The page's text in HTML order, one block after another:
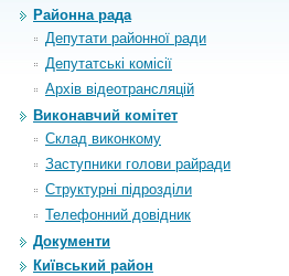
Районна рада
Депутати районної ради
Депутатські комісії
Архiв вiдеотрансляцiй
Виконавчий комітет
Склад виконкому
Заступники голови райради
Структурні підрозділи
Телефонний довідник
Документи
Київський район